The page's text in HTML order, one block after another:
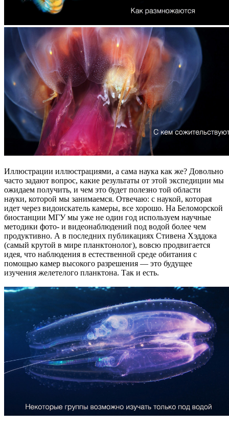
Иллюстрации иллюстрациями, а сама наука как же? Довольно
часто задают вопрос, какие результаты от этой экспедиции мы
ожидаем получить, и чем это будет полезно той области
науки, которой мы занимаемся. Отвечаю: с наукой, которая
идет через видоискатель камеры, все хорошо. На Беломорской
биостанции МГУ мы уже не один год используем научные
методики фото- и видеонаблюдений под водой более чем
продуктивно. А в последних публикациях Стивена Хэддока
(самый крутой в мире планктонолог), вовсю продвигается
идея, что наблюдения в естественной среде обитания с
помощью камер высокого разрешения — это будущее
изучения желетелого планктона. Так и есть.